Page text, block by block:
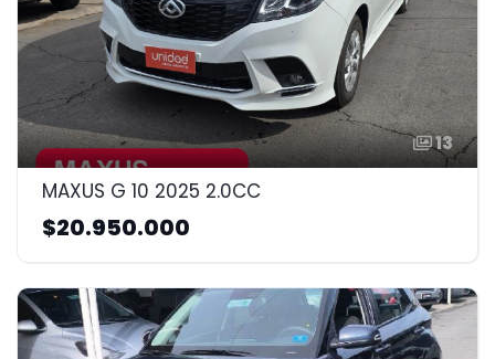
13
MAXUS G 10 2025 2.0CC
$20.950.000